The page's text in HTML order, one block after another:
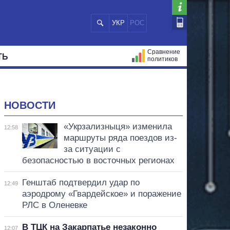
УКР РОС
Сравнение
политиков
НОВОСТИ
12:58
«Укрзализныця» изменила
маршруты ряда поездов из-
за ситуации с
безопасностью в восточных регионах
12:49
Генштаб подтвердил удар по
аэродрому «Гвардейское» и поражение
РЛС в Оленевке
12:07
В ТЦК на Закарпатье незаконно